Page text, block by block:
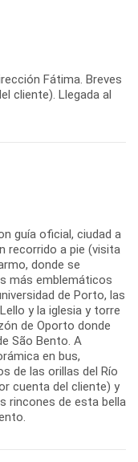
Fátima. Breves
cliente). Llegada al
guía oficial, ciudad a
recorrido a pie (visita
donde se
más emblemáticos
de Porto, las
y la iglesia y torre
de Oporto donde
São Bento. A
en bus,
de las orillas del Río
cuenta del cliente) y
rincones de esta bella